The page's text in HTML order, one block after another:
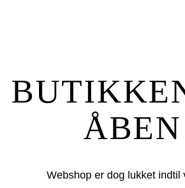
ÅBEN
Webshop er dog lukket indtil